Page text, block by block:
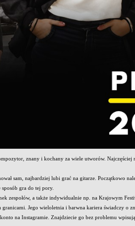
znany i kochany za wiele utworów. Najczęściej
sam, najbardziej lubi grać na gitarze. Początkowo
sposób gra do tej pory.
zespołów, a także indywidualnie np. na Krajowym
granicami. Jego wieloletnia i barwna kariera świadczy o
na Instagramie. Znajdziecie go bez problemu